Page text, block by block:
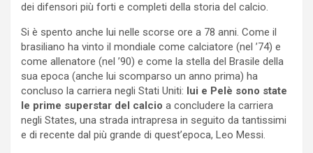
dei difensori più forti e completi della storia del calcio.
Si è spento anche lui nelle scorse ore a 78 anni. Come il
brasiliano ha vinto il mondiale come calciatore (nel ’74) e
come allenatore (nel ’90) e come la stella del Brasile della
sua epoca (anche lui scomparso un anno prima) ha
concluso la carriera negli Stati Uniti: lui e Pelè sono state
le prime superstar del calcio a concludere la carriera
negli States, una strada intrapresa in seguito da tantissimi
e di recente dal più grande di quest’epoca, Leo Messi.